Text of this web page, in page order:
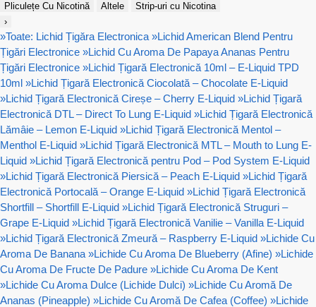
Pliculețe Cu Nicotină
Altele
Strip-uri cu Nicotina
›
»Toate: Lichid Țigăra Electronica »Lichid American Blend Pentru
Țigări Electronice »Lichid Cu Aroma De Papaya Ananas Pentru
Țigări Electronice »Lichid Țigară Electronică 10ml – E-Liquid TPD
10ml »Lichid Țigară Electronică Ciocolată – Chocolate E-Liquid
»Lichid Țigară Electronică Cireșe – Cherry E-Liquid »Lichid Țigară
Electronică DTL – Direct To Lung E-Liquid »Lichid Țigară Electronică
Lămâie – Lemon E-Liquid »Lichid Țigară Electronică Mentol –
Menthol E-Liquid »Lichid Țigară Electronică MTL – Mouth to Lung E-
Liquid »Lichid Țigară Electronică pentru Pod – Pod System E-Liquid
»Lichid Țigară Electronică Piersică – Peach E-Liquid »Lichid Țigară
Electronică Portocală – Orange E-Liquid »Lichid Țigară Electronică
Shortfill – Shortfill E-Liquid »Lichid Țigară Electronică Struguri –
Grape E-Liquid »Lichid Țigară Electronică Vanilie – Vanilla E-Liquid
»Lichid Țigară Electronică Zmeură – Raspberry E-Liquid »Lichide Cu
Aroma De Banana »Lichide Cu Aroma De Blueberry (Afine) »Lichide
Cu Aroma De Fructe De Padure »Lichide Cu Aroma De Kent
»Lichide Cu Aroma Dulce (Lichide Dulci) »Lichide Cu Aromă De
Ananas (Pineapple) »Lichide Cu Aromă De Cafea (Coffee) »Lichide